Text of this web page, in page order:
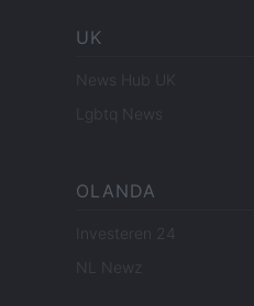
UK
News Hub UK
Lgbtq News
OLANDA
Investeren 24
NL Newz